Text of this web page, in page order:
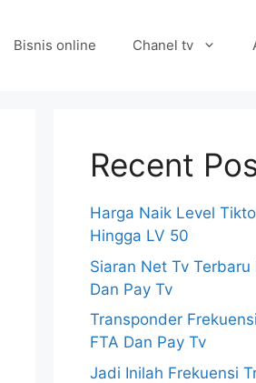
Bisnis online Chanel tv
Recent
Harga Naik Level
Hingga LV 50
Siaran Net Tv Terbaru
Dan Pay Tv
Transponder
FTA Dan Pay Tv
Jadi Inilah Frekuensi